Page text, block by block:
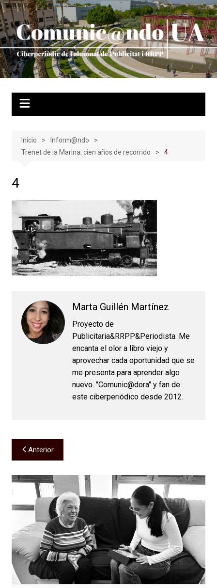
Saltar
al
contenido
Inicio
Inform@ndo
Trenet de la Marina, cien años de recorrido
4
4
Marta Guillén Martínez
Proyecto de
Publicitaria&RRPP&Periodista. Me
encanta el olor a libro viejo y
aprovechar cada oportunidad que se
me presenta para aprender algo
nuevo. "Comunic@dora" y fan de
este ciberperiódico desde 2012.
Navegación
de
entradas
Anterior